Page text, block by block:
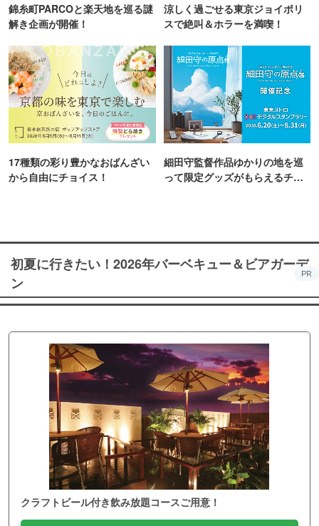
錦糸町PARCOと楽天地を巡る謎
解き企画が開催！
涼しく過ごせる東京ジョイポリ
スで絶叫＆ホラーを満喫！
17種類の彩り豊かなおばんざい
から自由にチョイス！
細田守監督作品ゆかりの地を巡
って限定グッズがもらえるチャ
初夏に行きたい！2026年バーベキュー＆ビアガーデ
ン
PR
クラフトビール付き飲み放題コースご用意！